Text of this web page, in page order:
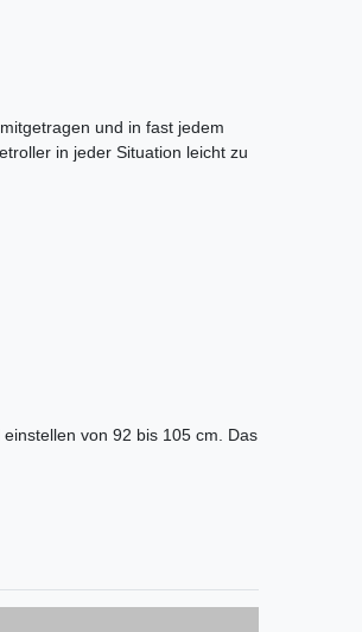
und in fast jedem
in jeder Situation leicht zu
von 92 bis 105 cm. Das